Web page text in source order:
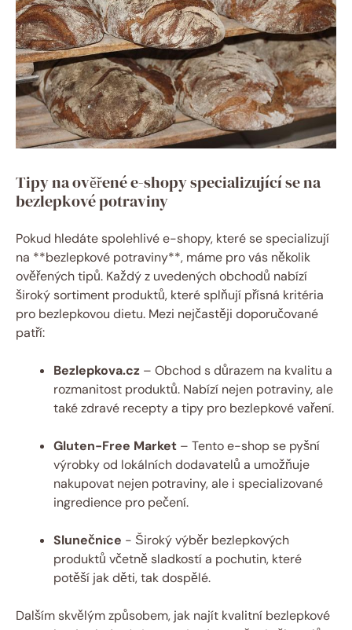
Tipy na ověřené⁤ e-shopy‍ specializující se na
bezlepkové potraviny
Pokud hledáte spolehlivé e-shopy, které se ​specializují
‌na **bezlepkové potraviny**, máme pro vás ‌několik
ověřených ⁢tipů. Každý z uvedených obchodů nabízí‌
široký sortiment produktů, které splňují přísná kritéria
pro bezlepkovou dietu. Mezi nejčastěji⁢ doporučované
patří:
Bezlepkova.cz – Obchod⁢ s⁤ důrazem na kvalitu a
rozmanitost​ produktů. Nabízí ‌nejen potraviny, ale
také zdravé recepty a‌ tipy pro bezlepkové vaření.
Gluten-Free Market – Tento e-shop se ⁣pyšní
výrobky od lokálních⁢ dodavatelů a umožňuje
nakupovat nejen potraviny, ⁣ale⁤ i specializované
ingredience pro pečení.
Slunečnice -​ Široký ‌výběr bezlepkových
produktů včetně sladkostí a pochutin, které
potěší⁣ jak děti, tak dospělé.
Dalším skvělým způsobem, jak⁢ najít kvalitní bezlepkové